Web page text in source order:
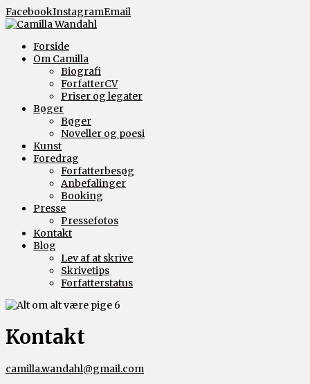
FacebookInstagramEmail
Forside
Om Camilla
Biografi
ForfatterCV
Priser og legater
Bøger
Bøger
Noveller og poesi
Kunst
Foredrag
Forfatterbesøg
Anbefalinger
Booking
Presse
Pressefotos
Kontakt
Blog
Lev af at skrive
Skrivetips
Forfatterstatus
Kontakt
camilla.wandahl@gmail.com